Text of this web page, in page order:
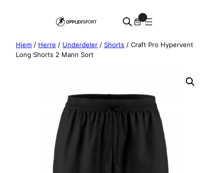
Hjem / Herre / Underdeler / Shorts / Craft Pro Hypervent
Long Shorts 2 Mann Sort